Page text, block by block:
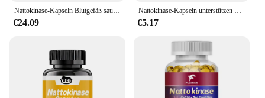
Nattokinase-Kapseln Blutgefäß sauber auflösen Blut gerinnsel senken den Druck verhindern Arter io sklerose verbessern die Gefäß gesundheit
€24.09
Nattokinase-Kapseln unterstützen Fibrin-Entgratung und Herzgesundheit, Durchblutung und normaler Blutfluss
€5.17